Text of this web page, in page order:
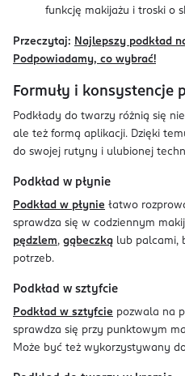
funkcję makijażu i troski o
Przeczytaj: Najlepszy podkład
Podpowiadamy, co wybrać!
Formuły i konsystencje
Podkłady do twarzy różnią się
ale też formą aplikacji. Dzięki
do swojej rutyny i ulubionej
Podkład w płynie
Podkład w płynie łatwo
sprawdza się w codziennym
pędzlem, gąbeczką lub palcami,
potrzeb.
Podkład w sztyfcie
Podkład w sztyfcie pozwala na
sprawdza się przy punktowym
Może być też wykorzystywany